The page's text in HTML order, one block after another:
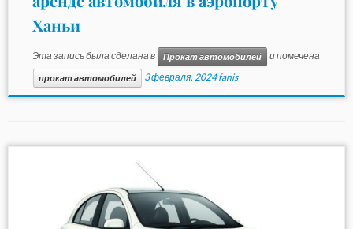
Ханьи
Эта запись была сделана в Прокат автомобилей и помечена
прокат автомобилей 3 февраля, 2024 fanis